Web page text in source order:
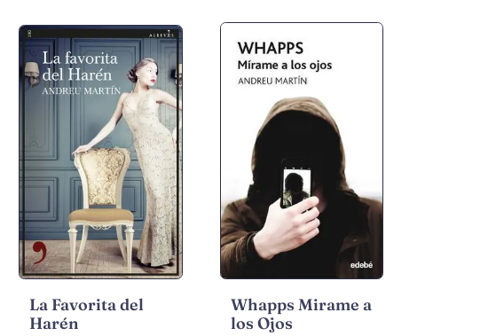
La Favorita del
Harén
Whapps Mirame a
los Ojos